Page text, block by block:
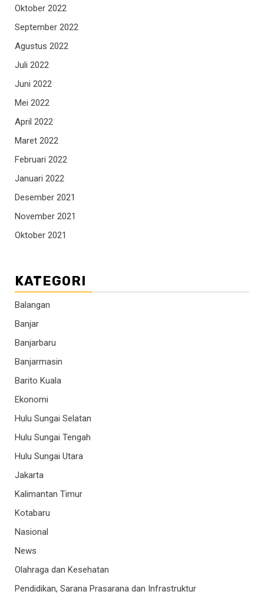
Oktober 2022
September 2022
Agustus 2022
Juli 2022
Juni 2022
Mei 2022
April 2022
Maret 2022
Februari 2022
Januari 2022
Desember 2021
November 2021
Oktober 2021
KATEGORI
Balangan
Banjar
Banjarbaru
Banjarmasin
Barito Kuala
Ekonomi
Hulu Sungai Selatan
Hulu Sungai Tengah
Hulu Sungai Utara
Jakarta
Kalimantan Timur
Kotabaru
Nasional
News
Olahraga dan Kesehatan
Pendidikan, Sarana Prasarana dan Infrastruktur